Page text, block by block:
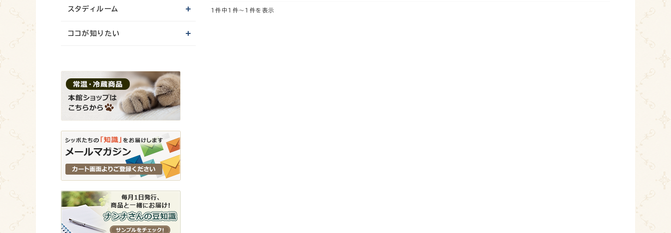
1件中1件～1件を表示
スタディルーム
ココが知りたい